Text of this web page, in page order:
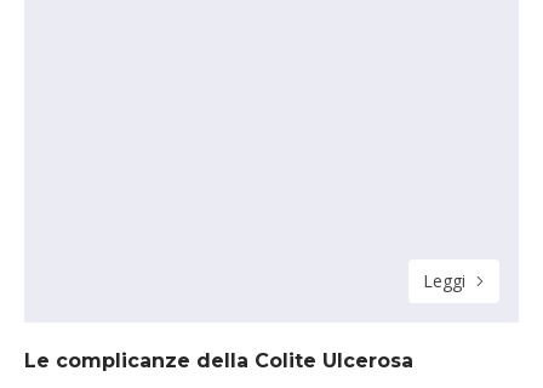
Leggi
Le complicanze della Colite Ulcerosa